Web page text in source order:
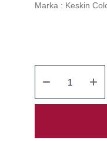
Marka : Keskin